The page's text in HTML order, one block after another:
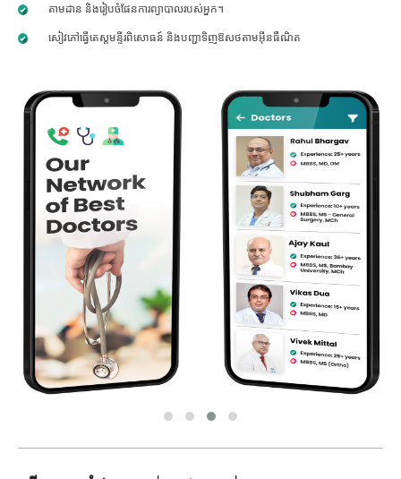
តាមដាន និងរៀបចំផែនការព្យាបាលរបស់អ្នក។
សៀវភៅធ្វើតេស្តមន្ទីរពិសោធន៍ និងបញ្ជាទិញឱសថតាមអ៊ីនធឺណិត